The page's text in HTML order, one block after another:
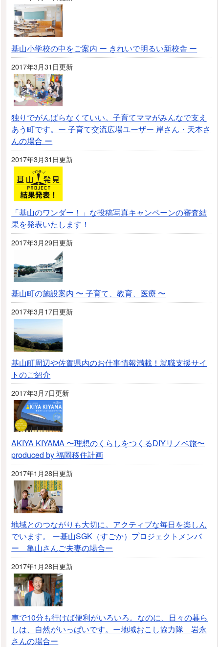
基山小学校の中をご案内 ー きれいで明るい新校舎 ー
2017年3月31日更新
独りでがんばらなくていい。子育てママがみんなで支え
あう町です。ー 子育て交流広場ユーザー 岸さん・天本さ
んの場合 ー
2017年3月31日更新
「基山のワンダー！」な投稿写真キャンペーンの審査結
果を発表いたします！
2017年3月29日更新
基山町の施設案内 〜 子育て、教育、医療 〜
2017年3月17日更新
基山町周辺や佐賀県内のお仕事情報満載！就職支援サイ
トのご紹介
2017年3月7日更新
AKIYA KIYAMA 〜理想のくらしをつくるDIYリノベ旅〜
produced by 福岡移住計画
2017年1月28日更新
地域とのつながりも大切に。アクティブな毎日を楽しん
でいます。 ー基山SGK（すごか）プロジェクトメンバ
ー 亀山さんご夫妻の場合ー
2017年1月28日更新
車で10分も行けば便利がいろいろ。なのに、日々の暮ら
しは、自然がいっぱいです。ー地域おこし協力隊 岩永
さんの場合ー